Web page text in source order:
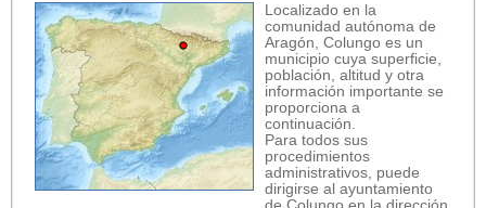
Localizado en la
comunidad autónoma de
Aragón, Colungo es un
municipio cuya superficie,
población, altitud y otra
información importante se
proporciona a
continuación.
Para todos sus
procedimientos
administrativos, puede
dirigirse al ayuntamiento